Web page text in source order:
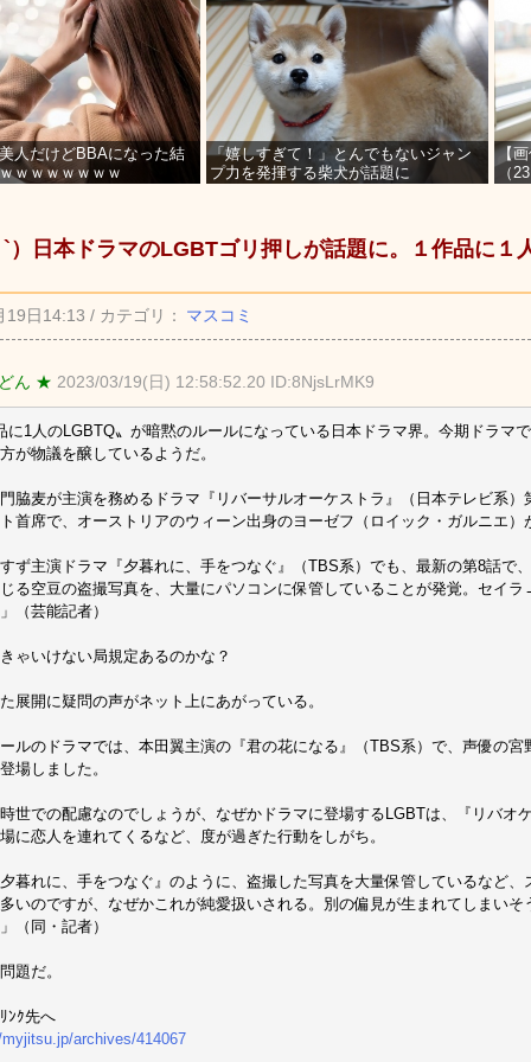
人だけどBBAになった結
ｗｗｗｗｗｗｗ
「嬉しすぎて！」とんでもないジャン
プ力を発揮する柴犬が話題に
【
（
`）日本ドラマのLGBTゴリ押しが話題に。１作品に１
日14:13 / カテゴリ： マスコミ
ん ★ 2023/03/19(日) 12:58:52.20 ID:8NjsLrMK9
に1人のLGBTQ〟が暗黙のルールになっている日本ドラマ界。今期ドラマ
が物議を醸しているようだ。
脇麦が主演を務めるドラマ『リバーサルオーケストラ』（日本テレビ系
首席で、オーストリアのウィーン出身のヨーゼフ（ロイック・ガルニエ）
ず主演ドラマ『夕暮れに、手をつなぐ』（TBS系）でも、最新の第8話で
る空豆の盗撮写真を、大量にパソコンに保管していることが発覚。セイ
（芸能記者）
ゃいけない局規定あるのかな？
展開に疑問の声がネット上にあがっている。
ルのドラマでは、本田翼主演の『君の花になる』（TBS系）で、声優の
場しました。
世での配慮なのでしょうが、なぜかドラマに登場するLGBTは、『リバオ
に恋人を連れてくるなど、度が過ぎた行動をしがち。
暮れに、手をつなぐ』のように、盗撮した写真を大量保管しているなど
いのですが、なぜかこれが純愛扱いされる。別の偏見が生まれてしまい
（同・記者）
題だ。
ﾝｸ先へ
archives/414067